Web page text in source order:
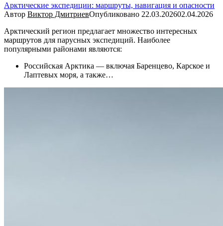
Арктические экспедиции: маршруты, навигация и опасности
Автор Виктор ДмитриевОпубликовано 22.03.202602.04.2026
Арктический регион предлагает множество интересных
маршрутов для парусных экспедиций. Наиболее
популярными районами являются:
Российская Арктика — включая Баренцево, Карское и
Лаптевых моря, а также…